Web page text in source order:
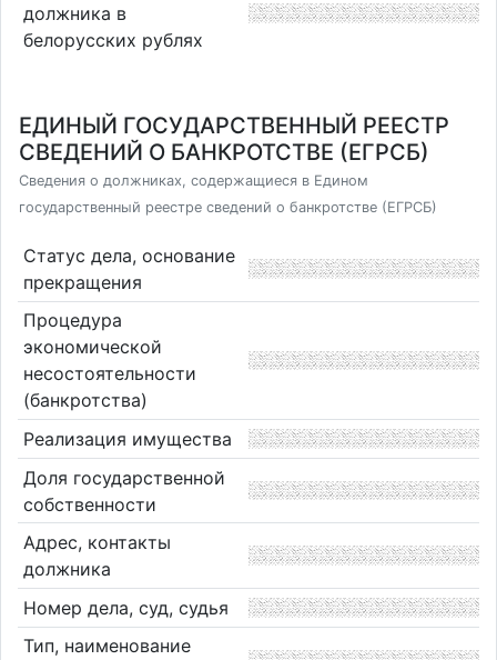
должника в
белорусских рублях
ЕДИНЫЙ ГОСУДАРСТВЕННЫЙ РЕЕСТР
СВЕДЕНИЙ О БАНКРОТСТВЕ (ЕГРСБ)
Сведения о должниках, содержащиеся в Едином
государственный реестре сведений о банкротстве (ЕГРСБ)
Статус дела, основание
прекращения
Процедура
экономической
несостоятельности
(банкротства)
Реализация имущества
Доля государственной
собственности
Адрес, контакты
должника
Номер дела, суд, судья
Тип, наименование